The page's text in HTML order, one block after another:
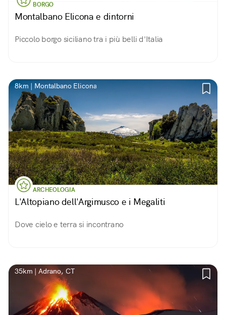
BORGO
Montalbano Elicona e dintorni
Piccolo borgo siciliano tra i più belli d'Italia
8km | Montalbano Elicona
ARCHEOLOGIA
L'Altopiano dell'Argimusco e i Megaliti
Dove cielo e terra si incontrano
35km | Adrano, CT